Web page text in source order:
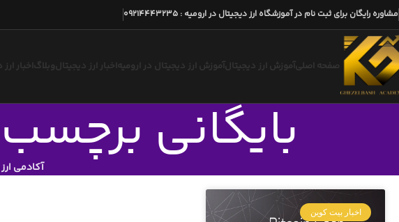
مشاوره رایگان برای ثبت نام در آموزشگاه ارز دیجیتال در ارومیه :
09214443235
صفحه اصلیآموزش ارز دیجیتالآموزش ارز دیجیتال در ارومیه اخبار ارز دیجیتالوبلاگ اخبار
بایگانی آکادمی
اخبار بیت کوین